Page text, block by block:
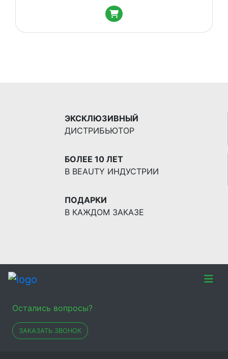
ЭКСКЛЮЗИВНЫЙ
ДИСТРИБЬЮТОР
БОЛЕЕ 10 ЛЕТ
В BEAUTY ИНДУСТРИИ
ПОДАРКИ
В КАЖДОМ ЗАКАЗЕ
Остались вопросы?
ЗАКАЗАТЬ ЗВОНОК